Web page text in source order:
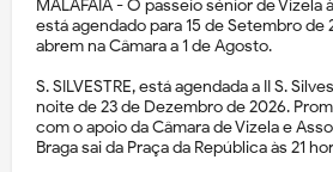
MALAFAIA - O passeio sénior de Vizela
está agendado para 15 de Setembro de
abrem na Câmara a 1 de Agosto.
S. SILVESTRE, está agendada a II S.
noite de 23 de Dezembro de 2026.
com o apoio da Câmara de Vizela e
Braga sai da Praça da República às 21